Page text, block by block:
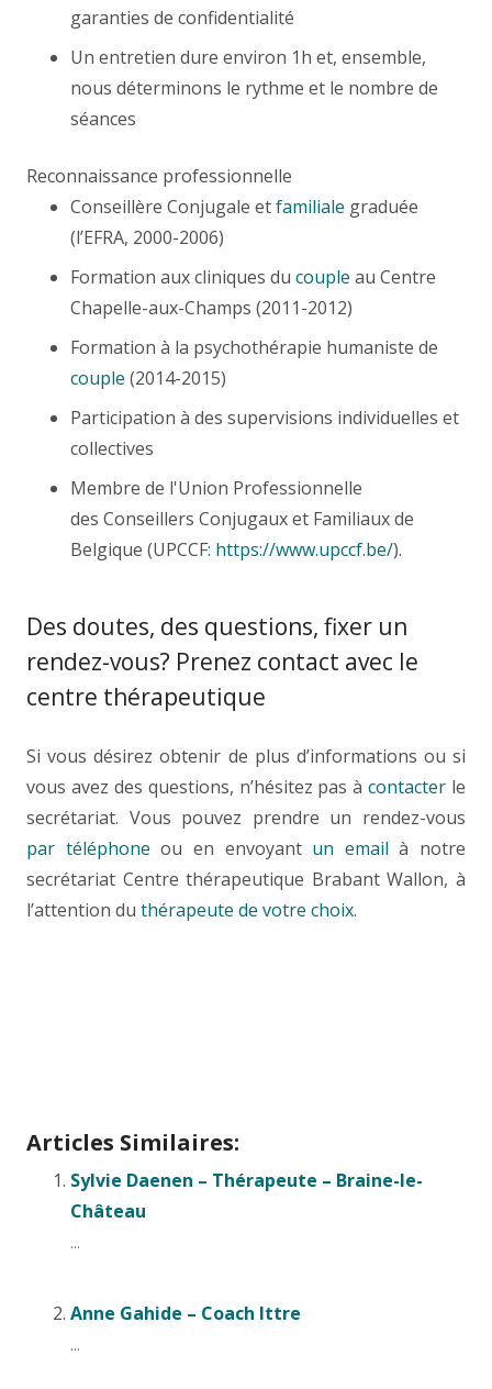
garanties de confidentialité
Un entretien dure environ 1h et, ensemble,
nous déterminons le rythme et le nombre de
séances
Reconnaissance professionnelle
Conseillère Conjugale etfamiliale graduée
(l’EFRA, 2000-2006)
Formation aux cliniques du couple au Centre
Chapelle-aux-Champs (2011-2012)
Formation à la psychothérapie humaniste de
couple (2014-2015)
Participation à des supervisions individuelles et
collectives
Membre de l'Union Professionnelle
des Conseillers Conjugaux et Familiaux de
Belgique (UPCCF: https://www.upccf.be/).
Des doutes, des questions, fixer un
rendez-vous? Prenez contact avec le
centre thérapeutique
Si vous désirez obtenir de plus d’informations ou si
vous avez des questions, n’hésitez pas àcontacter le
secrétariat. Vous pouvez prendre un rendez-vous
par téléphone ou en envoyantun email à notre
secrétariat Centre thérapeutique Brabant Wallon, à
l’attention du thérapeute de votre choix.
Articles Similaires:
Sylvie Daenen – Thérapeute – Braine-le-
Château
...
Anne Gahide – Coach Ittre
...